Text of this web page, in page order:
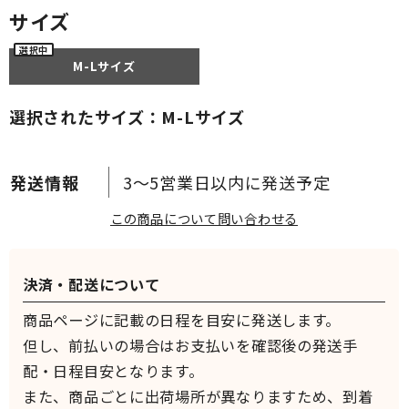
3～5営業日以内に発送予定
サイズ
M-Lサイズ
選択されたサイズ：M-Lサイズ
この商品について問い合わせる
決済・配送について
商品ページに記載の日程を目安に発送します。
但し、前払いの場合はお支払いを確認後の発送手
配・日程目安となります。
また、商品ごとに出荷場所が異なりますため、到着